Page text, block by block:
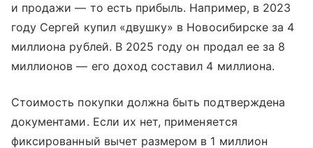
и продажи — то есть прибыль. Например, в 2023
году Сергей купил «двушку» в Новосибирске за 4
миллиона рублей. В 2025 году он продал ее за 8
миллионов — его доход составил 4 миллиона.
Стоимость покупки должна быть подтверждена
документами. Если их нет, применяется
фиксированный вычет размером в 1 миллион